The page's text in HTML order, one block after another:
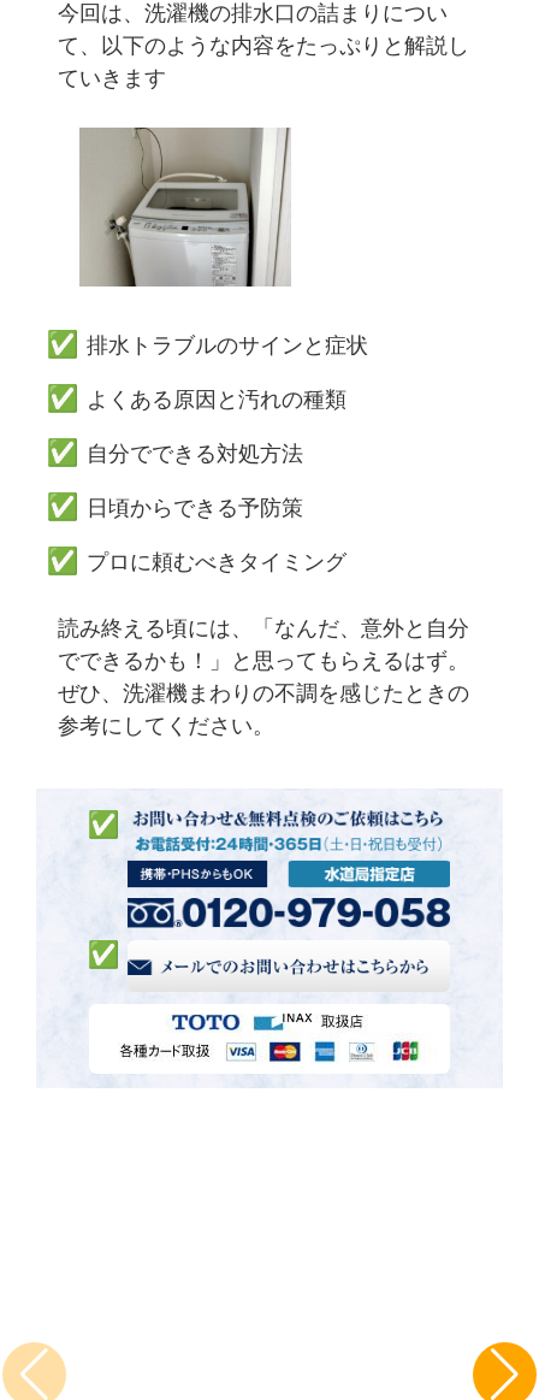
今回は、洗濯機の排水口の詰まりについ
て、以下のような内容をたっぷりと解説し
ていきます
排水トラブルのサインと症状
よくある原因と汚れの種類
自分でできる対処方法
日頃からできる予防策
プロに頼むべきタイミング
読み終える頃には、「なんだ、意外と自分
でできるかも！」と思ってもらえるはず。
ぜひ、洗濯機まわりの不調を感じたときの
参考にしてください。